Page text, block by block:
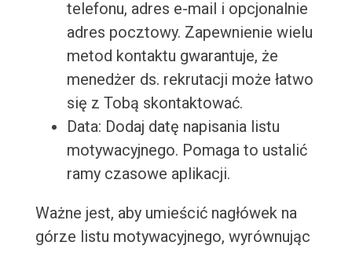
telefonu, adres e-mail i opcjonalnie
adres pocztowy. Zapewnienie wielu
metod kontaktu gwarantuje, że
menedżer ds. rekrutacji może łatwo
się z Tobą skontaktować.
Data: Dodaj datę napisania listu
motywacyjnego. Pomaga to ustalić
ramy czasowe aplikacji.
Ważne jest, aby umieścić nagłówek na
górze listu motywacyjnego, wyrównując